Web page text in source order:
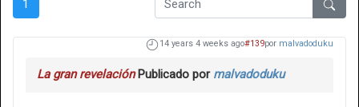
1
14 years 4 weeks ago#139por malvadoduku
La gran revelaciónPublicado por malvadoduku